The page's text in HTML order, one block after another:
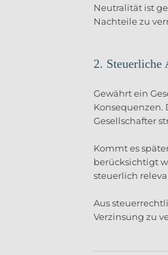
Neutralität ist
Nachteile zu
2. Steuerliche
Gewährt ein
Konsequenzen.
Gesellschafter
Kommt es
berücksichtigt
steuerlich
Aus
Verzinsung zu